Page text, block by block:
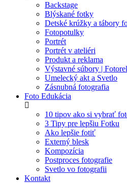
Backstage
Blýskané fotky
Detské krúžky a tábory
Fotopotulky
Portrét
Portrét v ateliéri
Produkt a reklama
Výstavné súbory |
Umelecký akt a Svetlo
Zásnubná fotografia
Foto Edukácia
10 tipov ako si vybrať
3 Tipy pre lepšiu Fotku
Ako lepšie fotiť
Externý blesk
Kompozícia
Postproces fotografie
Svetlo vo fotografii
Kontakt